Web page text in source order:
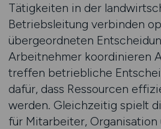
Tätigkeiten in der
Betriebsleitung verbinden
übergeordneten
Arbeitnehmer koordinieren
treffen betriebliche
dafür, dass Ressourcen
werden. Gleichzeitig spielt
für Mitarbeiter, Organisation